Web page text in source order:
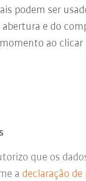
podem ser
e do
ao
que os
a declaração